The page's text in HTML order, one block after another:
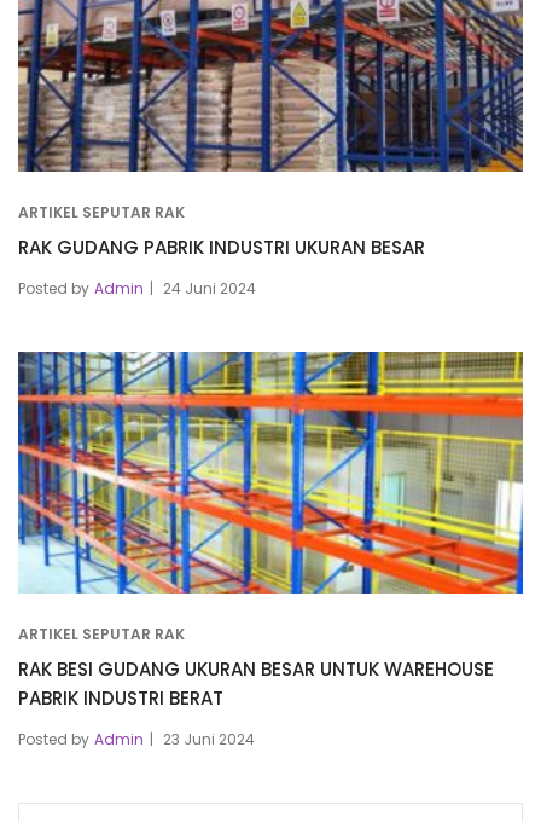
ARTIKEL SEPUTAR RAK
RAK GUDANG PABRIK INDUSTRI UKURAN BESAR
Posted by Admin 24 Juni 2024
ARTIKEL SEPUTAR RAK
RAK BESI GUDANG UKURAN BESAR UNTUK WAREHOUSE
PABRIK INDUSTRI BERAT
Posted by Admin 23 Juni 2024